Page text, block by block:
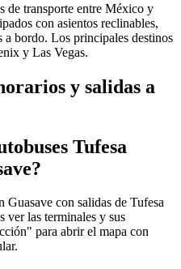
de transporte entre México y
con asientos reclinables,
bordo. Los principales destinos
y Las Vegas.
y salidas a
Tufesa
Guasave con salidas de Tufesa
ver las terminales y sus
para abrir el mapa con